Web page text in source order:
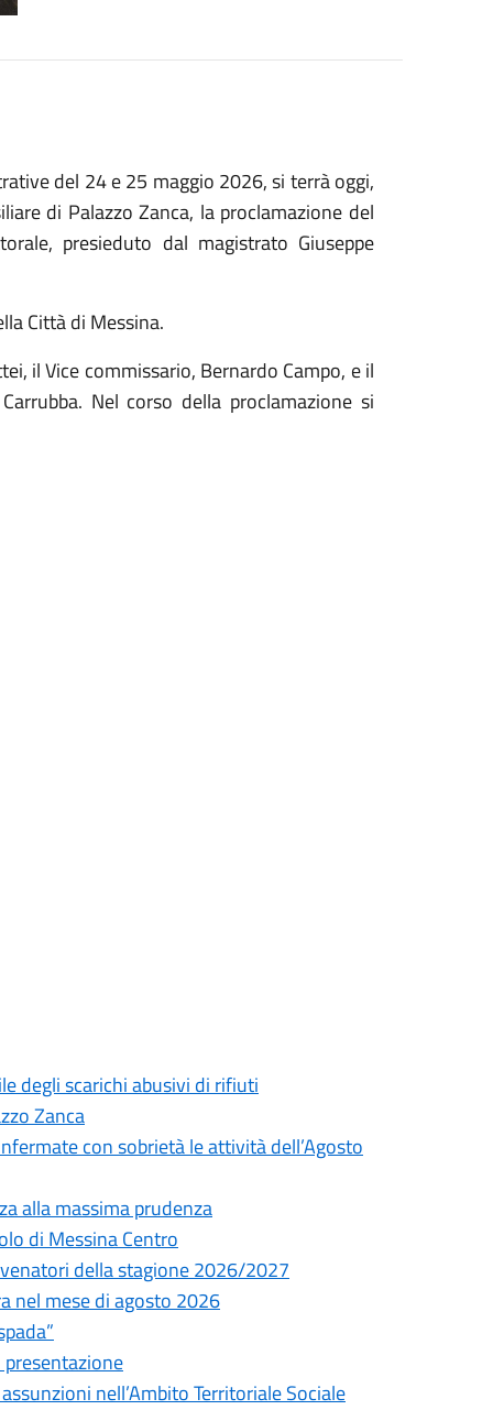
del 24 e 25 maggio 2026, si terrà oggi,
di Palazzo Zanca, la proclamazione del
presieduto dal magistrato Giuseppe
Città di Messina.
il Vice commissario, Bernardo Campo, e il
Nel corso della proclamazione si
degli scarichi abusivi di rifiuti
Zanca
con sobrietà le attività dell’Agosto
alla massima prudenza
di Messina Centro
della stagione 2026/2027
nel mese di agosto 2026
nell’Ambito Territoriale Sociale